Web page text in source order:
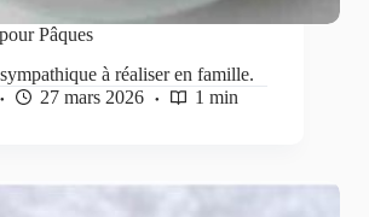
Pâques
à réaliser en famille.
27 mars 2026 1 min